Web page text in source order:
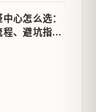
心怎么选：
、避坑指南